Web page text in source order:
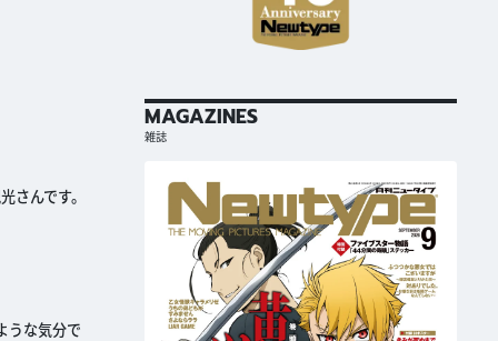
さんです。
うな気分で
MAGAZINES
雑誌